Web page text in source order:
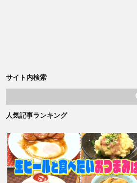
サイト内検索
人気記事ランキング